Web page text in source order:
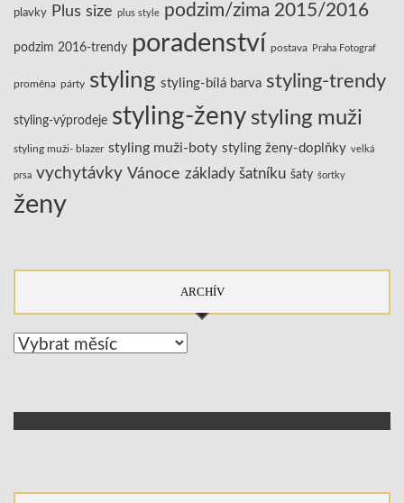
plavky Plus size plus style podzim/zima 2015/2016
podzim 2016-trendy poradenství postava Praha Fotograf
proměna párty styling styling-bílá barva styling-trendy
styling-výprodeje styling-ženy styling muži
styling muži- blazer styling muži-boty styling ženy-doplňky velká
prsa vychytávky Vánoce základy šatníku šaty šortky
ženy
ARCHÍV
Archív